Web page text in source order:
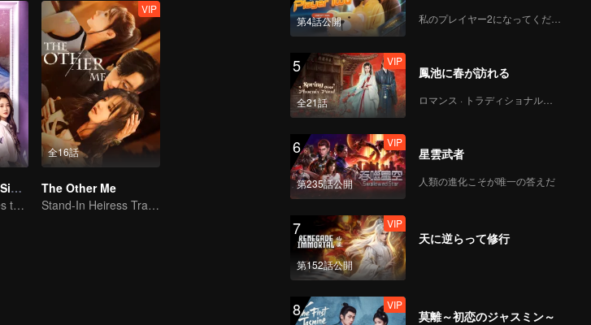
Love at Second Sight
Poor guy becomes the domineering CEO and pursues his first love
全16話
VIP
The Other Me
Stand-In Heiress Trapped in the Crisis of a Wealthy Family
第4話公開 私のプレイヤー2になってください
5
全21話
VIP
鳳池に春が訪れる
ロマンス · トラディショナル・コスチューム
6
第235話公開
VIP
星雲武者
人類の進化こそが唯一の答えだ
7
第152話公開
VIP
天に逆らって修行
8 VIP
莫離～初恋のジャスミン～